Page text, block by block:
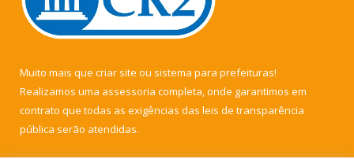
Muito mais que criar site ou sistema para prefeituras!
Realizamos uma assessoria completa, onde garantimos em
contrato que todas as exigências das leis de transparência
pública serão atendidas.